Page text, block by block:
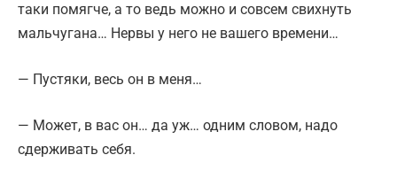
таки помягче, а то ведь можно и совсем свихнуть
мальчугана… Нервы у него не вашего времени…
— Пустяки, весь он в меня…
— Может, в вас он… да уж… одним словом, надо
сдерживать себя.